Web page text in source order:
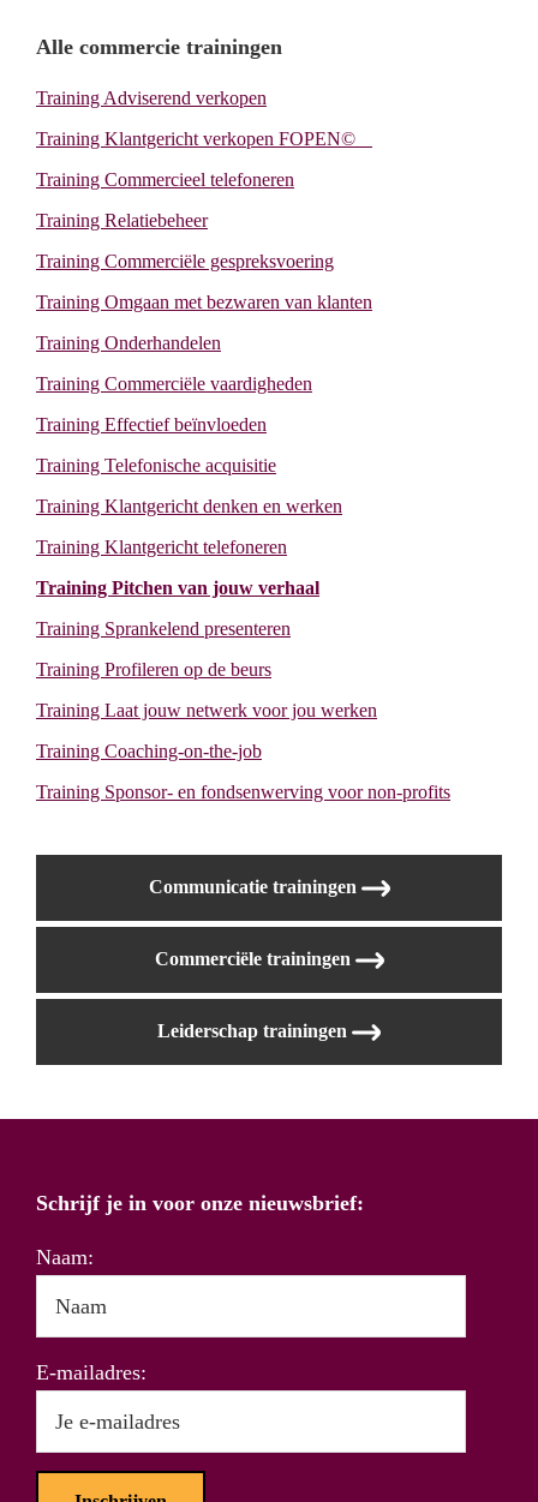
Primary
Sidebar
Alle commercie trainingen
Training Adviserend verkopen
Training Klantgericht verkopen FOPEN©
Training Commercieel telefoneren
Training Relatiebeheer
Training Commerciële gespreksvoering
Training Omgaan met bezwaren van klanten
Training Onderhandelen
Training Commerciële vaardigheden
Training Effectief beïnvloeden
Training Telefonische acquisitie
Training Klantgericht denken en werken
Training Klantgericht telefoneren
Training Pitchen van jouw verhaal
Training Sprankelend presenteren
Training Profileren op de beurs
Training Laat jouw netwerk voor jou werken
Training Coaching-on-the-job
Training Sponsor- en fondsenwerving voor non-profits
Communicatie trainingen
Commerciële trainingen
Leiderschap trainingen
Schrijf je in voor onze nieuwsbrief:
Naam:
E-mailadres: